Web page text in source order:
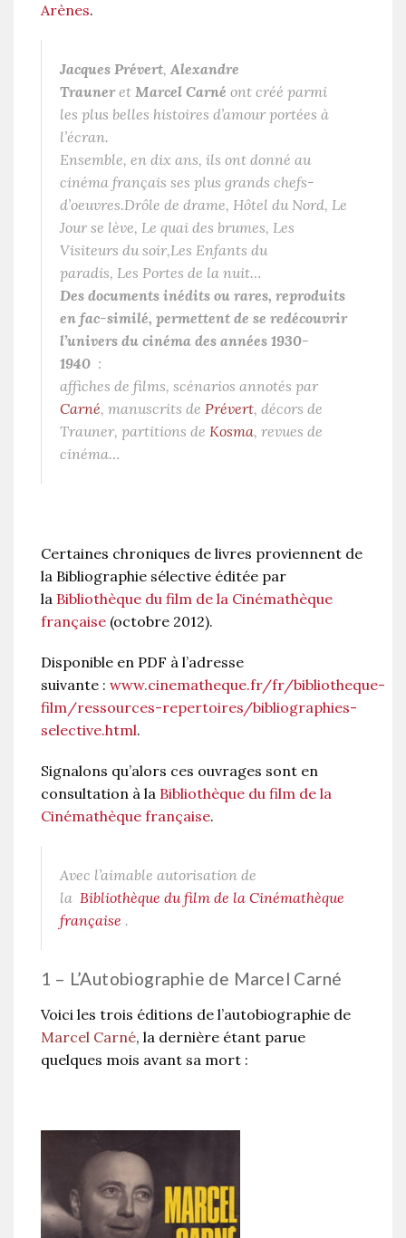
Arènes.
Jacques Prévert, Alexandre
Trauneret Marcel Carné ont créé parmi
les plus belles histoires d’amour portées à
l’écran.
Ensemble, en dix ans, ils ont donné au
cinéma français ses plus grands chefs-
d’oeuvres.Drôle de drame, Hôtel du Nord, Le
Jour se lève, Le quai des brumes, Les
Visiteurs du soir,Les Enfants du
paradis, Les Portes de la nuit…
Des documents inédits ou rares, reproduits
en fac-similé, permettent de se redécouvrir
l’univers du cinéma des années 1930-
1940 :
affiches de films, scénarios annotés par
Carné, manuscrits de Prévert, décors de
Trauner, partitions de Kosma, revues de
cinéma…
Certaines chroniques de livres proviennent de
la Bibliographie sélective éditée par
la Bibliothèque du film de la Cinémathèque
française (octobre 2012).
Disponible en PDF à l’adresse
suivante : www.cinematheque.fr/fr/bibliotheque-
film/ressources-repertoires/bibliographies-
selective.html.
Signalons qu’alors ces ouvrages sont en
consultation à la Bibliothèque du film de la
Cinémathèque française.
Avec l’aimable autorisation de
la Bibliothèque du film de la Cinémathèque
française .
1 – L’Autobiographie de Marcel Carné
Voici les trois éditions de l’autobiographie de
Marcel Carné, la dernière étant parue
quelques mois avant sa mort :